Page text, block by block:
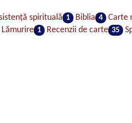
spirituală 1 Biblia 4 Carte
Lămurire 1 Recenzii de carte 35